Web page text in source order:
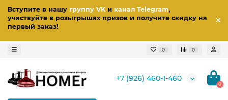
Вступите в нашу группу VKи канал Telegram,
участвуйте в розыгрышах призов и получите скидку на
первый заказ!
0 0
+7 (926) 460-1-460
0